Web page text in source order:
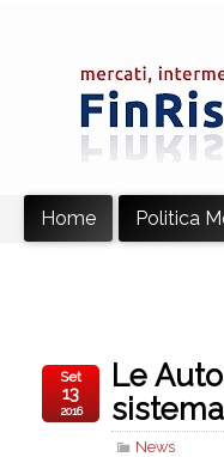
Home Politica
Le
News
Set
13
2016